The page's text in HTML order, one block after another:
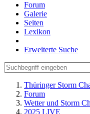
Forum
Galerie
Seiten
Lexikon
Erweiterte Suche
Thüringer Storm
Forum
Wetter und Storm
2025 LIVE